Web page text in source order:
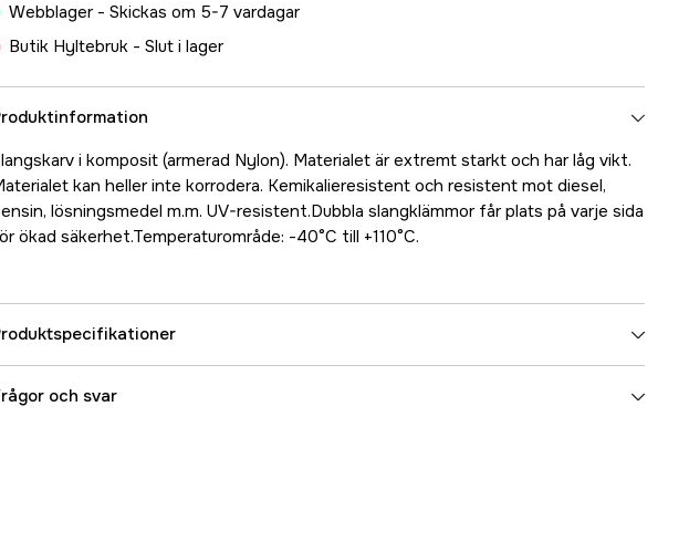
Webblager - Skickas om 5-7 vardagar
Butik Hyltebruk - Slut i lager
i komposit (armerad Nylon). Materialet är extremt starkt och har låg vikt.
kan heller inte korrodera. Kemikalieresistent och resistent mot diesel,
lösningsmedel m.m. UV-resistent.Dubbla slangklämmor får plats på varje sida
ökad säkerhet.Temperaturområde: -40°C till +110°C.
Referensnummer
och svar